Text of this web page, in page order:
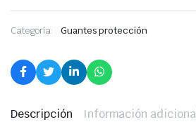
Categoría: Guantes protección
Descripción Información adicional